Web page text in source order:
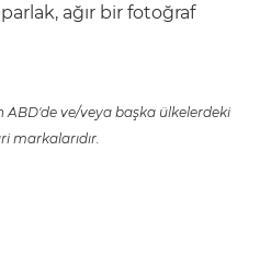
ağır bir fotoğraf
ve/veya başka ülkelerdeki
markalarıdır.